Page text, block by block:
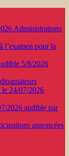
Administrations
l’examen pour la
5/8/2026
24/07/2026
2026 audible par
annoncées